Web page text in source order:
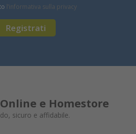
Registrati
l’informativa sulla privacy
e Homestore
sicuro e affidabile.